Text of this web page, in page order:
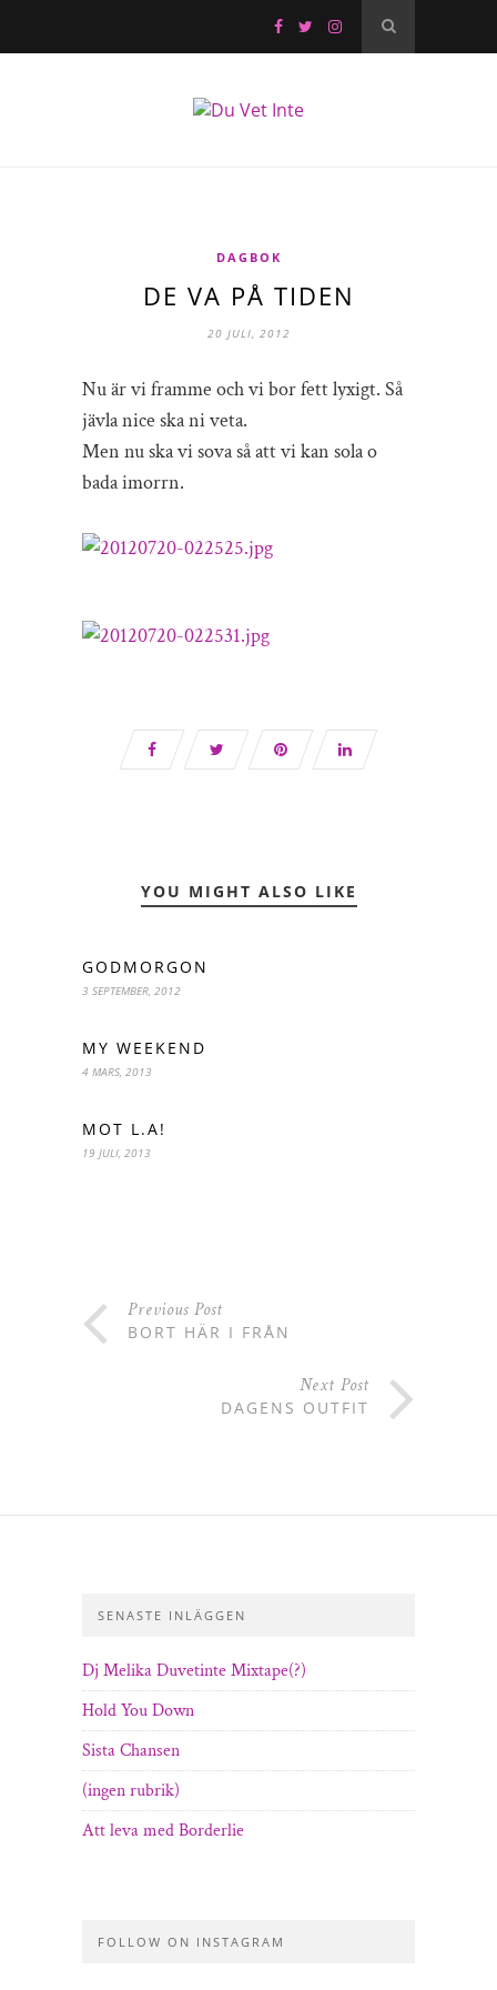
DAGBOK
DE VA PÅ TIDEN
20 JULI, 2012
Nu är vi framme och vi bor fett lyxigt. Så
jävla nice ska ni veta.
Men nu ska vi sova så att vi kan sola o
bada imorrn.
YOU MIGHT ALSO LIKE
GODMORGON
3 SEPTEMBER, 2012
MY WEEKEND
4 MARS, 2013
MOT L.A!
19 JULI, 2013
Previous Post
BORT HÄR I FRÅN
Next Post
DAGENS OUTFIT
SENASTE INLÄGGEN
Dj Melika Duvetinte Mixtape(?)
Hold You Down
Sista Chansen
(ingen rubrik)
Att leva med Borderlie
FOLLOW ON INSTAGRAM